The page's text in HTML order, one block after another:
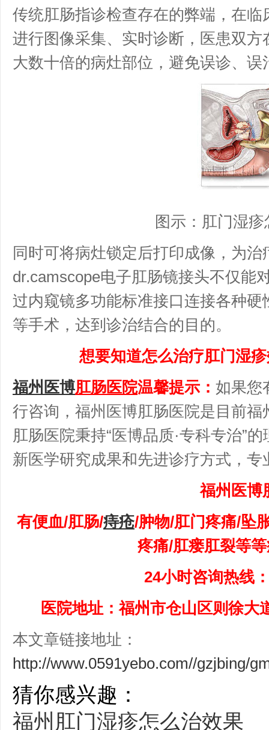
传统肛肠指诊检查存在的弊端，在
进行图像采集、实时诊断，医患双
大数十倍的病灶部位，避免误诊、误
图示：肛门湿
同时可将病灶锁定后打印成像，为
dr.camscope电子肛肠镜接头不仅能
过内窥镜多功能标准接口连接各种
等手术，达到诊治结合的目的。
想要知道怎么治疗肛门湿
福州医博肛肠医院温馨提示： 如果您
行咨询，福州医博肛肠医院是目前
肛肠医院秉持“医博品质·专科专治”
新医学研究成果和先进诊疗方式，
福州医博
有便血/肛肠/痔疮/肿物/肛门疼痛/坠
疼痛/肛瘘肛裂等
24小时咨询热线
医院地址：福州市仓山区则徐大
本文章链接地址：
http://www.0591yebo.com//gzjbing/
猜你感兴趣：
福州肛门湿疹怎么治效果